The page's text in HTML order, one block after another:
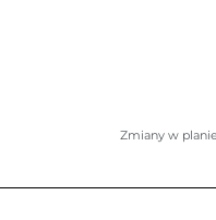
Zmiany w